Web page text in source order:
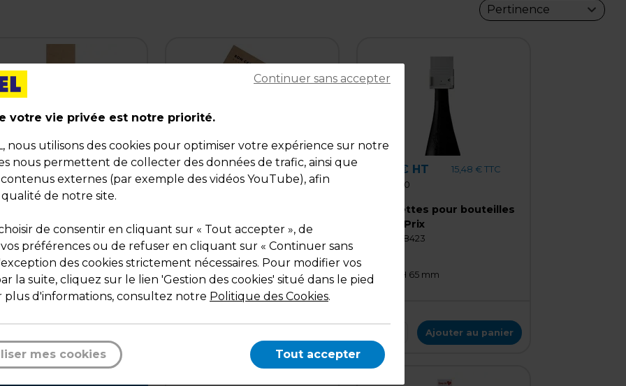
Pertinence
€ HT
9,59 € TTC
0,040 € HTl'unité
de 200
adhésives
dégustation" - Brun
- H 13,5 x L 3,5 cm -
de 200
:35295
/ Noir
x L 3,5 cm
8,49 € HT
10,19 € TTC
Soit 0,71 € HTl'unité
Bon cadeau kraft motif
caviste brun / noir 12 x 12
cm - Paquet de 12
Code :35303
Noir / Brun
12,90 € HT
15,48 € TTC
Pqt de 50
Affichettes pour bouteilles
Infos / Prix
38423
L 47,8 x H 65 mm
Ajouter au panier
votre vie privée est notre priorité.
nous utilisons des cookies pour optimiser votre expérience sur notre
nous permettent de collecter des données de trafic, ainsi que
externes (par exemple des vidéos YouTube), afin
de notre site.
de consentir en cliquant sur « Tout accepter », de
préférences ou de refuser en cliquant sur « Continuer sans
des cookies strictement nécessaires. Pour modifier vos
la suite, cliquez sur le lien 'Gestion des cookies' situé dans le pied
plus d'informations, consultez notre Politique des Cookies.
Continuer sans accepter
mes cookies Tout accepter